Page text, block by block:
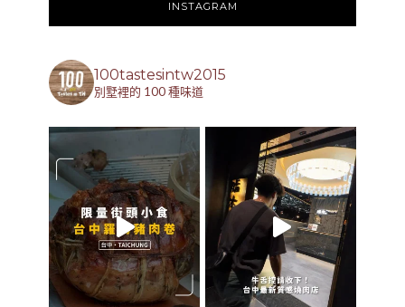
INSTAGRAM
100tastesintw2015
別墅裡的 100 種味道